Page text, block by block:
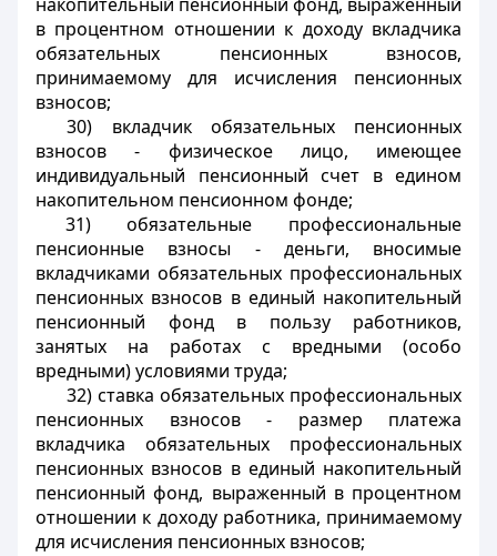
в процентном отношении к доходу вкладчика
обязательных пенсионных взносов,
принимаемому для исчисления пенсионных
взносов;
30) вкладчик обязательных пенсионных
взносов - физическое лицо, имеющее
индивидуальный пенсионный счет в едином
накопительном пенсионном фонде;
31) обязательные профессиональные
пенсионные взносы - деньги, вносимые
вкладчиками обязательных профессиональных
пенсионных взносов в единый накопительный
пенсионный фонд в пользу работников,
занятых на работах с вредными (особо
вредными) условиями труда;
32) ставка обязательных профессиональных
пенсионных взносов - размер платежа
вкладчика обязательных профессиональных
пенсионных взносов в единый накопительный
пенсионный фонд, выраженный в процентном
отношении к доходу работника, принимаемому
для исчисления пенсионных взносов;